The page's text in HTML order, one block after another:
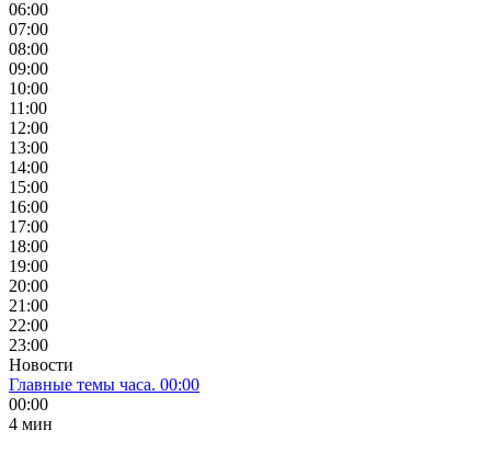
06:00
07:00
08:00
09:00
10:00
11:00
12:00
13:00
14:00
15:00
16:00
17:00
18:00
19:00
20:00
21:00
22:00
23:00
Новости
Главные темы часа. 00:00
00:00
4 мин